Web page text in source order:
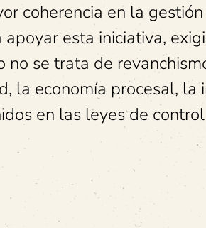
coherencia en la
esta iniciativa,
se trata de
la economía procesal, la
en las leyes de